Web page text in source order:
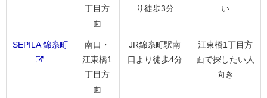
丁目方
面
り徒歩3分
い
SEPILA 錦糸町
南口・
江東橋1
丁目方
面
JR錦糸町駅南
口より徒歩4分
江東橋1丁目方
面で探したい人
向き